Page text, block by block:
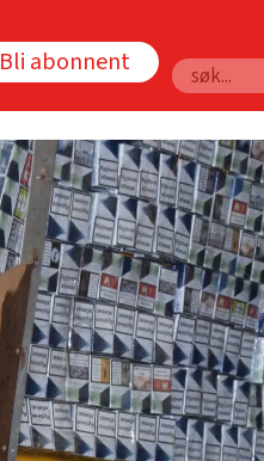
Bli abonnent
Søk